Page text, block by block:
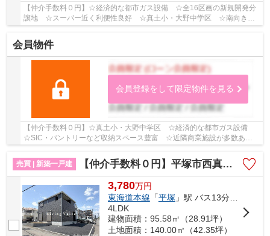
【仲介手数料０円】☆経済的な都市ガス設備 ☆全16区画の新規開発分
譲地 ☆スーパー近く利便性良好 ☆真土小・大野中学区 ☆南向きバ
ルコニー陽当り良好 ☆全居室収納完備 ☆地震に安心...
会員物件
会員登録をして限定物件を見る
【仲介手数料０円】☆真土小・大野中学区 ☆経済的な都市ガス設備
☆SIC・パントリーなど収納スペース豊富 ☆近隣商業施設が多数あり
売買 | 新築一戸建
【仲介手数料０円】平塚市西真土第7 新築一戸建て
3,780万円
東海道本線 「平塚」駅 バス13分 「坂口」 停歩2分
4LDK
建物面積：95.58㎡（28.91坪）
土地面積：140.00㎡（42.35坪）